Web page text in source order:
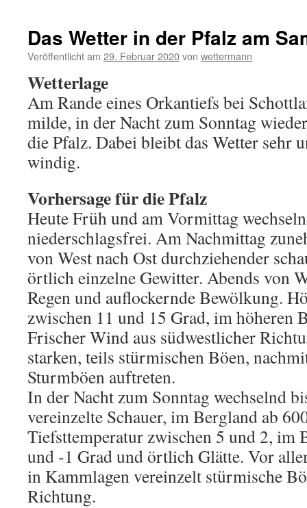
Das Wetter in der Pfalz am
Veröffentlicht am 29. Februar 2020von wettermann
Wetterlage
Am Rande eines Orkantiefs bei
milde, in der Nacht zum Sonntag
die Pfalz. Dabei bleibt das Wetter sehr
windig.
Vorhersage für die Pfalz
Heute Früh und am Vormittag
niederschlagsfrei. Am Nachmittag
von West nach Ost durchziehender
örtlich einzelne Gewitter. Abends von
Regen und auflockernde Bewölkung.
zwischen 11 und 15 Grad, im höheren
Frischer Wind aus südwestlicher
starken, teils stürmischen Böen,
Sturmböen auftreten.
In der Nacht zum Sonntag wechselnd
vereinzelte Schauer, im Bergland ab
Tiefsttemperatur zwischen 5 und 2, im
und -1 Grad und örtlich Glätte. Vor
in Kammlagen vereinzelt stürmische
Richtung.